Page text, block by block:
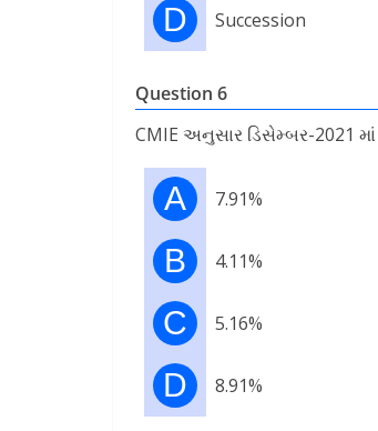
D Succession
Question 6
CMIE અનુસાર ડિસેમ્બર-2021 માં
A 7.91%
B 4.11%
C 5.16%
D 8.91%